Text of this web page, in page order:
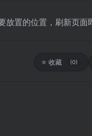
置的位置，刷新页面
⭐ 收藏 (0)